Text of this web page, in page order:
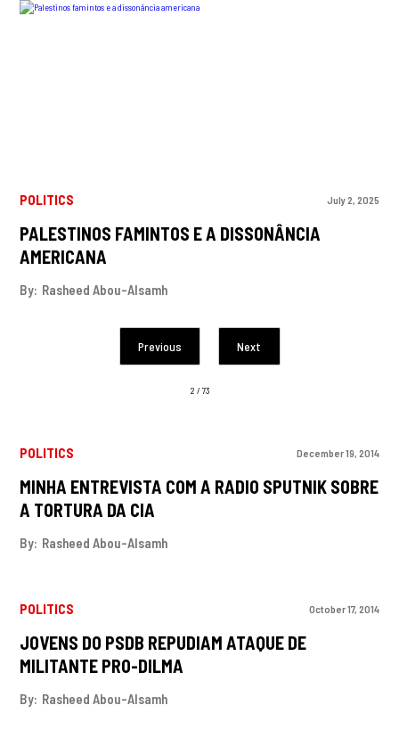
POLITICS July 2, 2025
PALESTINOS FAMINTOS E A DISSONÂNCIA
AMERICANA
By: Rasheed Abou-Alsamh
Previous Next
2 / 73
POLITICS December 19, 2014
MINHA ENTREVISTA COM A RADIO SPUTNIK SOBRE
A TORTURA DA CIA
By: Rasheed Abou-Alsamh
POLITICS October 17, 2014
JOVENS DO PSDB REPUDIAM ATAQUE DE
MILITANTE PRO-DILMA
By: Rasheed Abou-Alsamh